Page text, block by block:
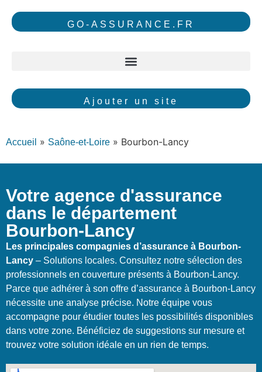
GO-ASSURANCE.FR
Ajouter un site
Accueil » Saône-et-Loire » Bourbon-Lancy
Votre agence d'assurance
dans le département
Bourbon-Lancy
Les principales compagnies d’assurance à Bourbon-
Lancy – Solutions locales. Consultez notre sélection des
professionnels en couverture présents à Bourbon-Lancy.
Parce que adhérer à son offre d’assurance à Bourbon-Lancy
nécessite une analyse précise. Notre équipe vous
accompagne pour étudier toutes les possibilités disponibles
dans votre zone. Bénéficiez de suggestions sur mesure et
trouvez votre solution idéale en un rien de temps.